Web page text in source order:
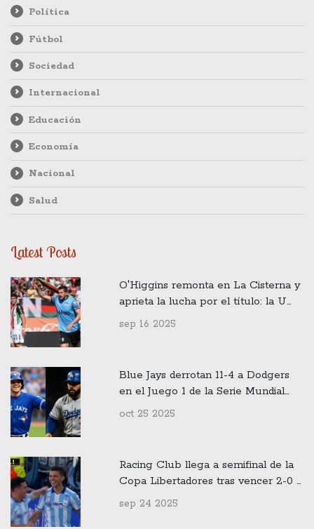
Política
Fútbol
Sociedad
Internacional
Educación
Economía
Nacional
Salud
Latest Posts
O'Higgins remonta en La Cisterna y
aprieta la lucha por el título: la U
queda bajo presión
sep 16 2025
Blue Jays derrotan 11-4 a Dodgers
en el Juego 1 de la Serie Mundial
2025
oct 25 2025
Racing Club llega a semifinal de la
Copa Libertadores tras vencer 2-0 a
Vélez Sarsfield
sep 24 2025